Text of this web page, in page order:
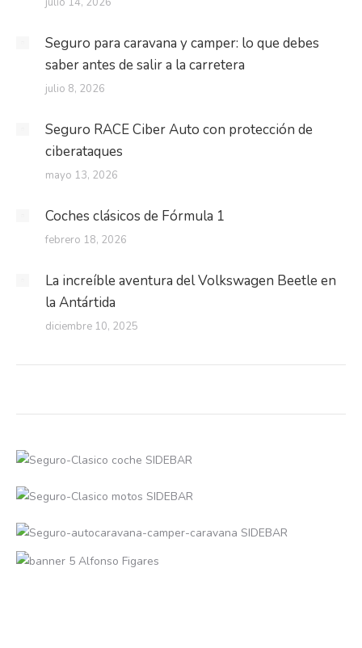
Seguro para caravana y camper: lo que debes
saber antes de salir a la carretera
julio 8, 2026
Seguro RACE Ciber Auto con protección de
ciberataques
mayo 13, 2026
Coches clásicos de Fórmula 1
febrero 18, 2026
La increíble aventura del Volkswagen Beetle en
la Antártida
diciembre 10, 2025